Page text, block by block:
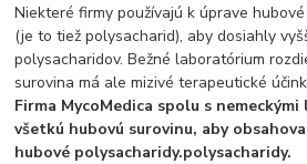
Niekteré firmy používajú k úprave
(je to tiež polysacharid), aby dosiahly
polysacharidov. Bežné laboratórium
surovina má ale mizivé terapeutické
Firma MycoMedica spolu s
všetkú hubovú surovinu, aby
hubové polysacharidy.polysacharidy.